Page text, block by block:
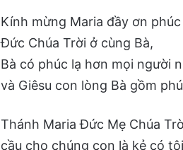
Kính mừng Maria đầy ơn phúc
Đức Chúa Trời ở cùng Bà,
Bà có phúc lạ hơn mọi người
và Giêsu con lòng Bà gồm
Thánh Maria Đức Mẹ Chúa
cầu cho chúng con là kẻ có